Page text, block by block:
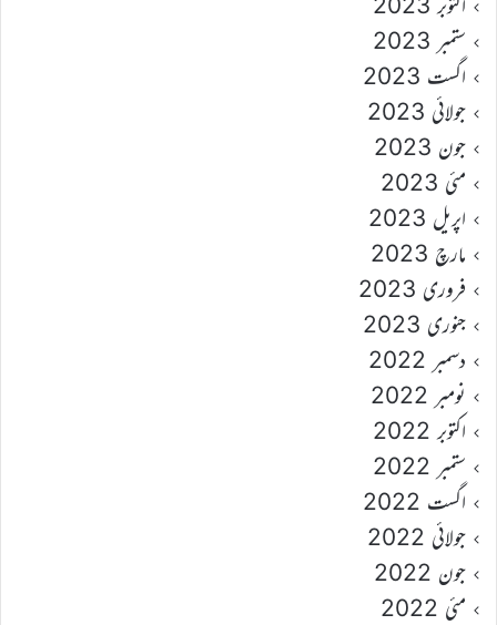
ستمبر 2023
اگست 2023
جولائی 2023
جون 2023
مئی 2023
اپریل 2023
مارچ 2023
فروری 2023
جنوری 2023
دسمبر 2022
نومبر 2022
اکتوبر 2022
ستمبر 2022
اگست 2022
جولائی 2022
جون 2022
مئی 2022